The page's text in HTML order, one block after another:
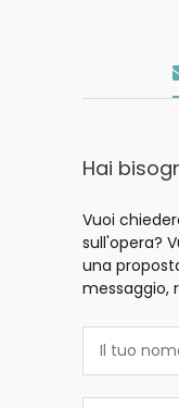
Hai
Vuoi
sull'opera?
una
messaggio,